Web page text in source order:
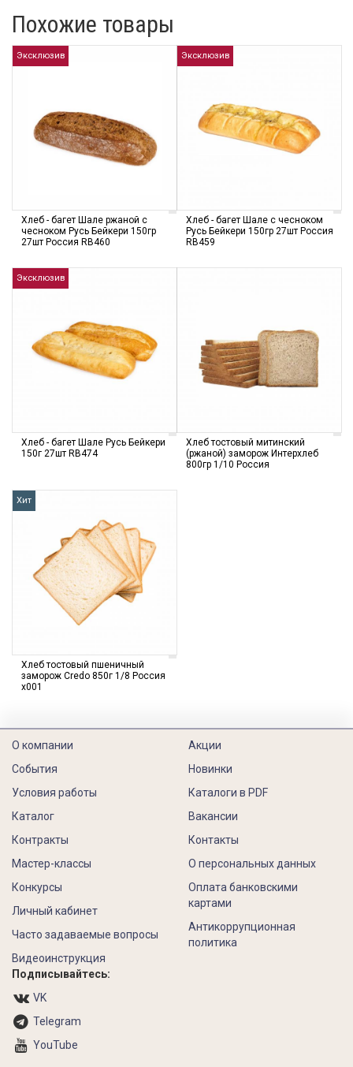
Похожие товары
Эксклюзив
Хлеб - багет Шале ржаной с
чесноком Русь Бейкери 150гр
27шт Россия RB460
Эксклюзив
Хлеб - багет Шале с чесноком
Русь Бейкери 150гр 27шт Россия
RB459
Эксклюзив
Хлеб - багет Шале Русь Бейкери
150г 27шт RB474
Хлеб тостовый митинский
(ржаной) заморож Интерхлеб
800гр 1/10 Россия
Хит
Хлеб тостовый пшеничный
заморож Credo 850г 1/8 Россия
х001
О компании
События
Условия работы
Каталог
Контракты
Акции
Новинки
Каталоги в PDF
Вакансии
Контакты
Мастер-классы
Конкурсы
Личный кабинет
Часто задаваемые вопросы
Видеоинструкция
О персональных данных
Оплата банковскими
картами
Антикоррупционная
политика
Подписывайтесь:
VK
Telegram
YouTube